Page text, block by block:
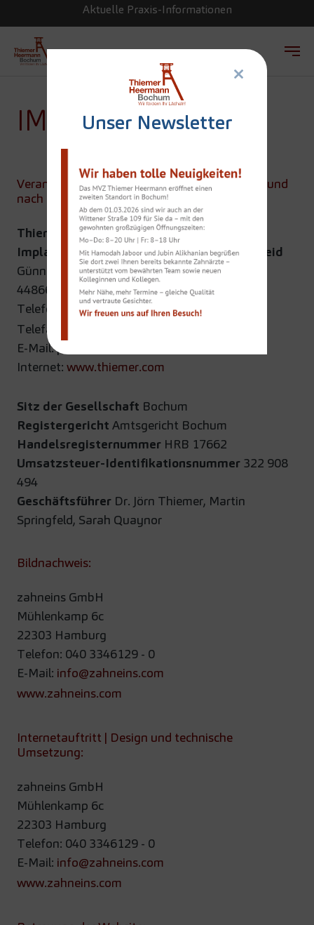
Zum Hauptinhalt springen
Aktuelle Praxis-Informationen
Unser Newsletter
×
IMPRESSUM
Verantwortlich für den Inhalt gemäß § 5 DDG und
nach § 18 MStV:
Thiemer - Zahnarzt Bochum: Spezialist für
Implantate,Thiemer Heermann Wattenscheid
Günnigfelder Str. 25
44866 Bochum
Telefon
0 23 27 - 2 39 73
Telefax 0 23 27 - 10 6 99
E-Mail: praxis​@​thiemer.com
Internet: www.thiemer.com
Sitz der Gesellschaft Bochum
Registergericht Amtsgericht Bochum
Handelsregisternummer HRB 17662
Umsatzsteuer-Identifikationsnummer 322 908
494
Geschäftsführer Dr. Jörn Thiemer, Martin
Springfeld, Sarah Quaynor
Bildnachweis:
zahneins GmbH
Mühlenkamp 6c
22303 Hamburg
Telefon: 040 3346129 - 0
E-Mail: info@zahneins.com
www.zahneins.com
Internetauftritt | Design und technische
Umsetzung:
zahneins GmbH
Mühlenkamp 6c
22303 Hamburg
Telefon: 040 3346129 - 0
E-Mail: info@zahneins.com
www.zahneins.com